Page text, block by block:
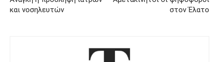
και νοσηλευτών
στον Έλατο